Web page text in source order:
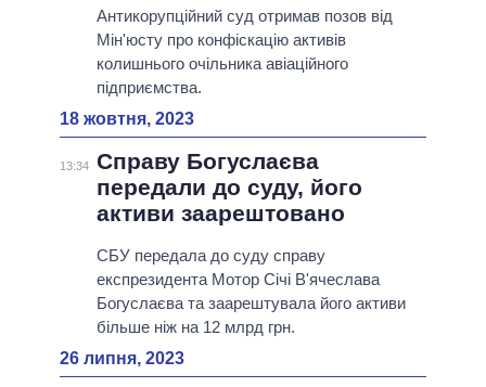
Антикорупційний суд отримав позов від
Мін'юсту про конфіскацію активів
колишнього очільника авіаційного
підприємства.
18 жовтня, 2023
13:34 Справу Богуслаєва
передали до суду, його
активи заарештовано
СБУ передала до суду справу
експрезидента Мотор Січі В'ячеслава
Богуслаєва та заарештувала його активи
більше ніж на 12 млрд грн.
26 липня, 2023